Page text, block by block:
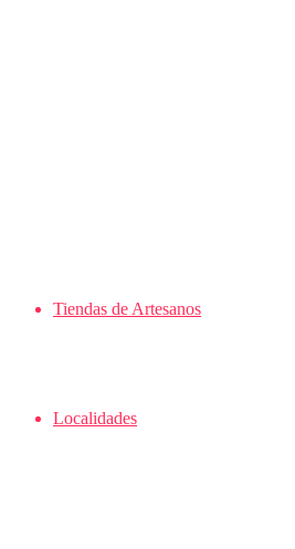
Tiendas de Artesanos
Localidades